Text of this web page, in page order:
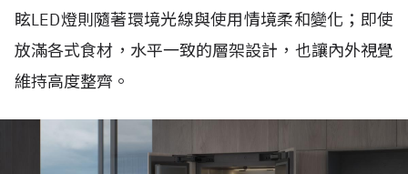
眩LED燈則隨著環境光線與使用情境柔和變化；即使
放滿各式食材，水平一致的層架設計，也讓內外視覺
維持高度整齊。